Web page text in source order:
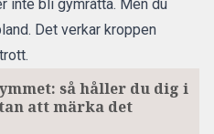
inte bli gymråtta. Men du
Det verkar kroppen
så håller du dig i
att märka det